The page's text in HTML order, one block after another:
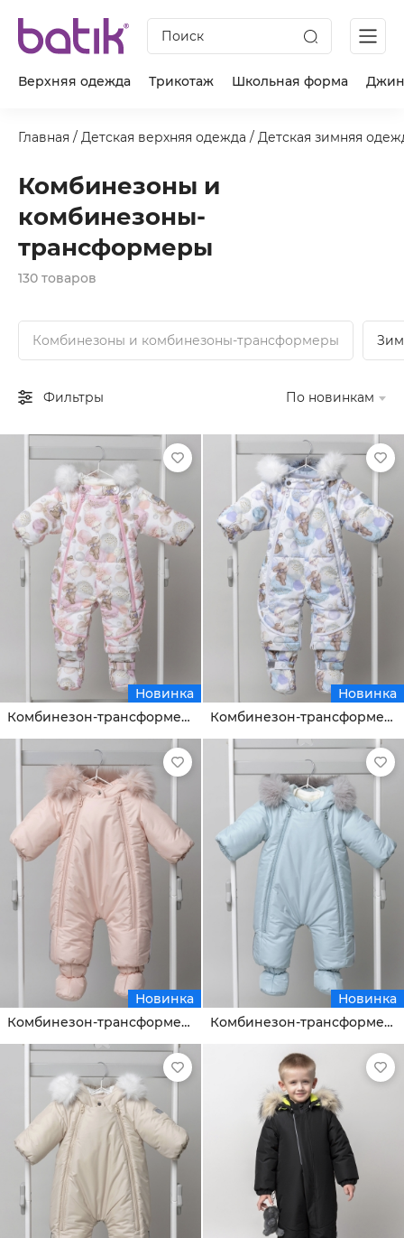
Поиск
Верхняя одежда Трикотаж Школьная форма
Главная / Детская верхняя одежда / Детская зимняя
Комбинезоны и
комбинезоны-
трансформеры
130 товаров
Комбинезоны и комбинезоны-трансформеры
Фильтры По новинкам
Новинка
Комбинезон-трансформер Суви
Новинка
Комбинезон-трансформер Суви
Новинка
Комбинезон-трансформер Бенни
Новинка
Комбинезон-трансформер Бенни